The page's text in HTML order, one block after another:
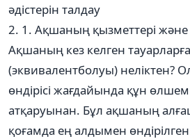
әдістерін талдау
2. 1. Ақшаның қызметтері және
Ақшаның кез келген тауарларға
(эквивалентболуы) неліктен?
өндірісі жағдайында құн
атқаруынан. Бұл ақшаның
қоғамда ең алдымен